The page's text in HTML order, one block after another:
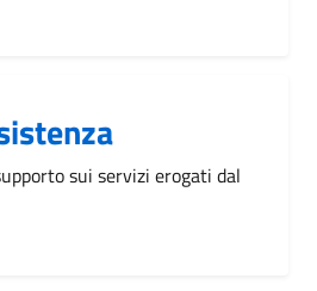
sui servizi erogati dal